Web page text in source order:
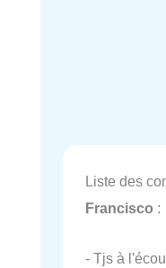
Liste des
Francisco :
- Tjs à